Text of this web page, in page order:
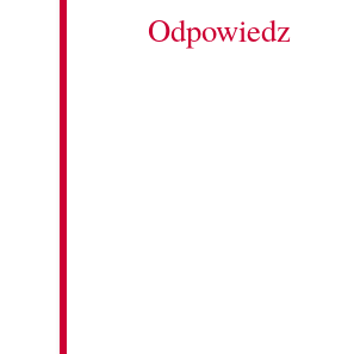
Odpowiedz